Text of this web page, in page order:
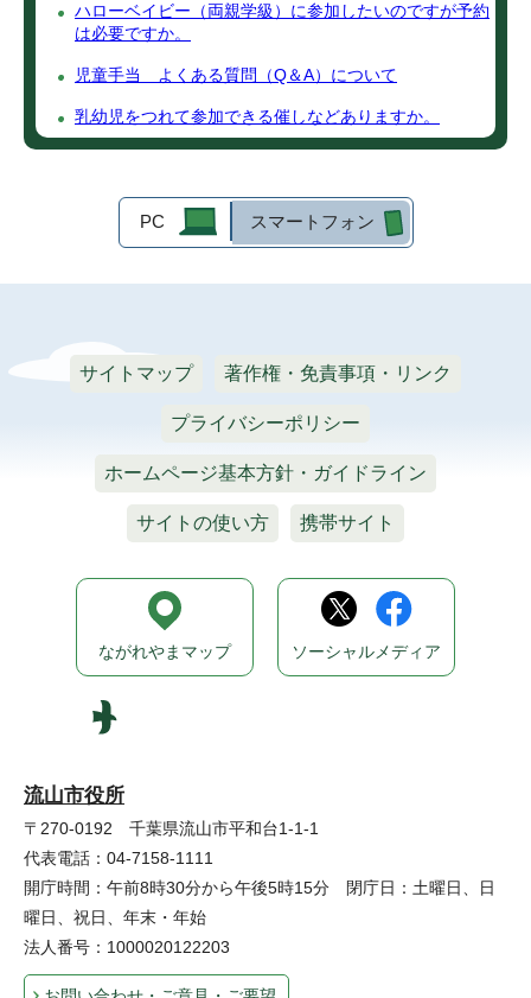
ハローベイビー（両親学級）に参加したいのですが予約
は必要ですか。
児童手当 よくある質問（Q＆A）について
乳幼児をつれて参加できる催しなどありますか。
PC スマートフォン
サイトマップ 著作権・免責事項・リンク
プライバシーポリシー
ホームページ基本方針・ガイドライン
サイトの使い方 携帯サイト
流山市役所
〒270-0192 千葉県流山市平和台1-1-1
代表電話：04-7158-1111
開庁時間：午前8時30分から午後5時15分 閉庁日：土曜日、日
曜日、祝日、年末・年始
法人番号：1000020122203
ながれやまマップ ソーシャルメディア